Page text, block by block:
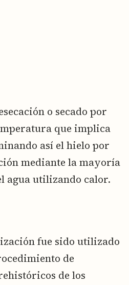
o secado por
que implica
así el hielo por
mediante la mayoría
agua utilizando calor.
fue sido utilizado
de
de los